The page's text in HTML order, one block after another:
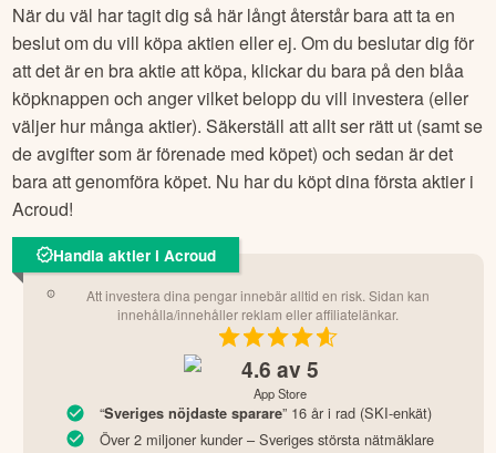
När du väl har tagit dig så här långt återstår bara att ta en
beslut om du vill köpa aktien eller ej. Om du beslutar dig för
att det är en bra aktie att köpa, klickar du bara på den blåa
köpknappen och anger vilket belopp du vill investera (eller
väljer hur många aktier). Säkerställ att allt ser rätt ut (samt se
de avgifter som är förenade med köpet) och sedan är det
bara att genomföra köpet. Nu har du köpt dina första aktier i
Acroud!
Handla aktier i Acroud
Att investera dina pengar innebär alltid en risk. Sidan kan
innehålla/innehåller reklam eller affiliatelänkar.
4.6 av 5
App Store
“Sveriges nöjdaste sparare” 16 år i rad (SKI-enkät)
Över 2 miljoner kunder – Sveriges största nätmäklare